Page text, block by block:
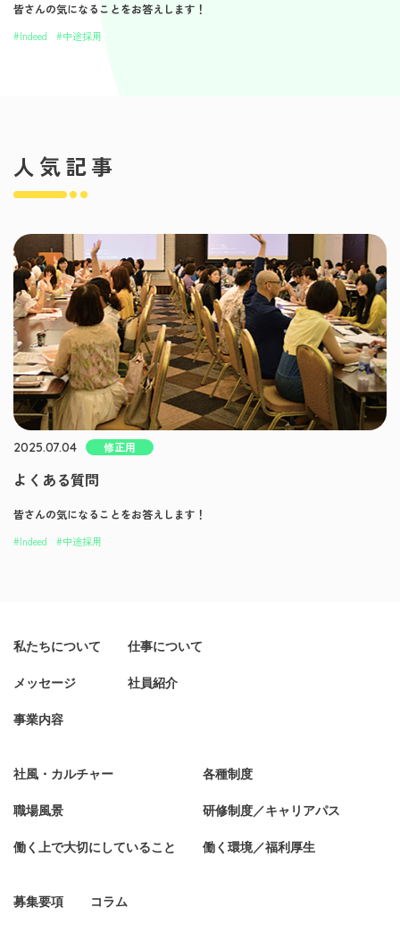
皆さんの気になることをお答えします！
#Indeed #中途採用
人気記事
2025.07.04 修正用
よくある質問
皆さんの気になることをお答えします！
#Indeed #中途採用
私たちについて
メッセージ
事業内容
仕事について
社員紹介
社風・カルチャー
職場風景
働く上で大切にしていること
各種制度
研修制度／キャリアパス
働く環境／福利厚生
募集要項 コラム